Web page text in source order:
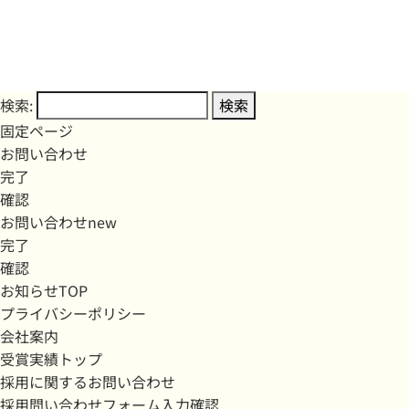
検索:
固定ページ
お問い合わせ
完了
確認
お問い合わせnew
完了
確認
お知らせTOP
プライバシーポリシー
会社案内
受賞実績トップ
採用に関するお問い合わせ
採用問い合わせフォーム入力確認